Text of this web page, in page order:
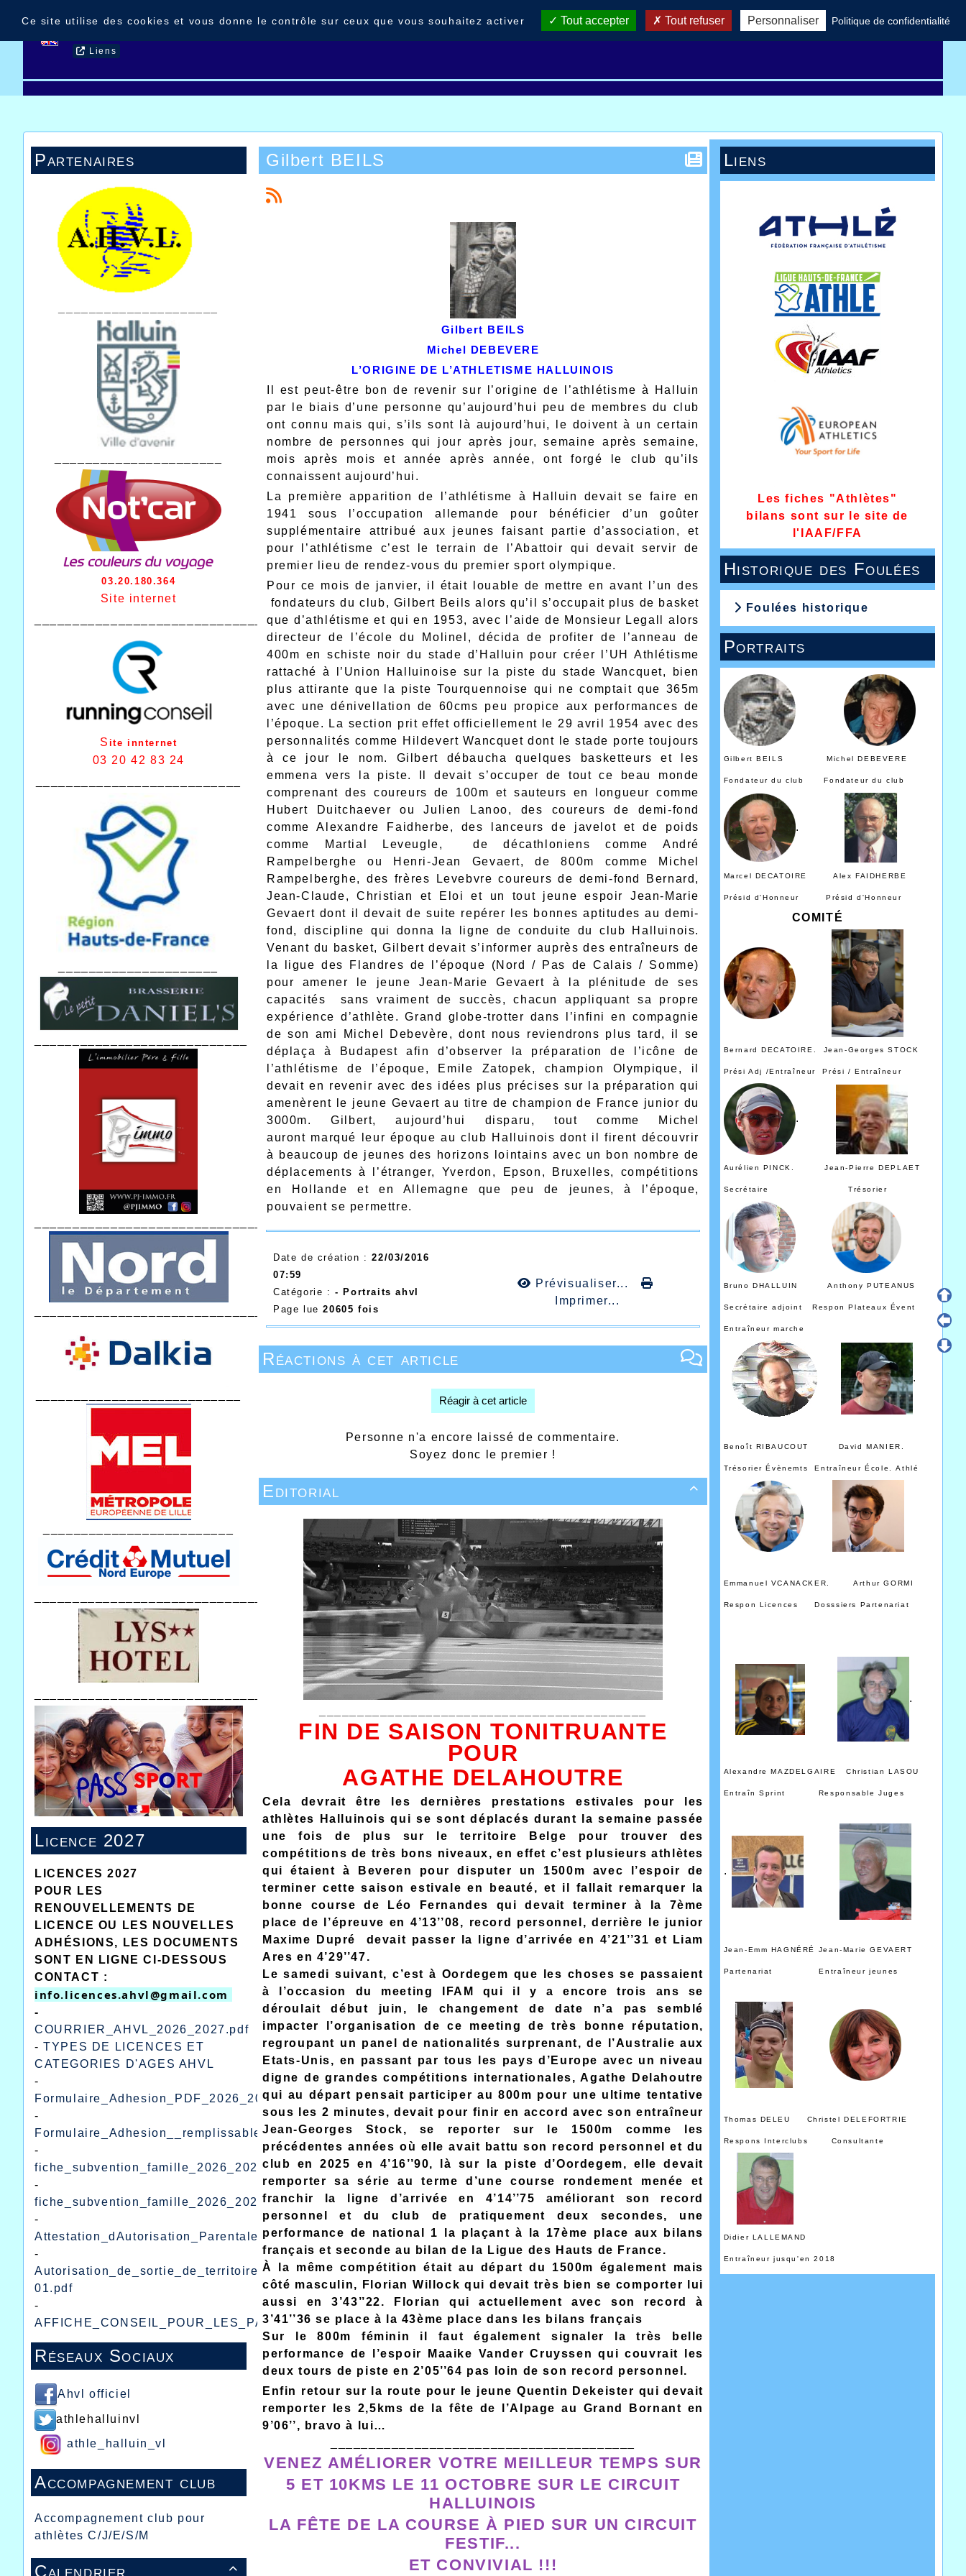
Portraits du club Meeting 2025 Télécharger
Liens
Partenaires
03.20.180.364
Site internet
________________________________
S ite innternet
03 20 42 83 24
_________________________________
Licence 2027
LICENCES 2027
POUR LES
RENOUVELLEMENTS DE
LICENCE OU LES NOUVELLES
ADHÉSIONS, LES DOCUMENTS
SONT EN LIGNE CI-DESSOUS
CONTACT :
info.licences.ahvl@gmail.com
-
COURRIER_AHVL_2026_2027.pdf
-TYPES DE LICENCES ET
CATEGORIES D'AGES AHVL
-
Formulaire_Adhesion_PDF_2026_2027.pdf
-
Formulaire_Adhesion__remplissable_excel_2026_2027.xls
-
fiche_subvention_famille_2026_2027.pdf
-
fiche_subvention_famille_2026_2027_remplissable_word.docx
-
Attestation_dAutorisation_Parentale.pdf
-
Autorisation_de_sortie_de_territoire_pour_mineur_cerfa_15646-
01.pdf
-
AFFICHE_CONSEIL_POUR_LES_PARENTS.pdf
Réseaux Sociaux
Ahvl officiel
athlehalluinvl
athle_halluin_vl
Accompagnement club
Accompagnement club pour
athlètes C/J/E/S/M

Calendrier
Gilbert BEILS
Gilbert BEILS
Michel DEBEVERE
L’ORIGINE DE L’ATHLETISME HALLUINOIS
Il est peut-être bon de revenir sur l’origine de l’athlétisme à Halluin
par le biais d’une personne qu’aujourd’hui peu de membres du club
ont connu mais qui, s’ils sont là aujourd’hui, le doivent à un certain
nombre de personnes qui jour après jour, semaine après semaine,
mois après mois et année après année, ont forgé le club qu’ils
connaissent aujourd’hui.
La première apparition de l’athlétisme à Halluin devait se faire en
1941 sous l’occupation allemande pour bénéficier d’un goûter
supplémentaire attribué aux jeunes faisant partie d’association, et
pour l’athlétisme c’est le terrain de l’Abattoir qui devait servir de
premier lieu de rendez-vous du premier sport olympique.
Pour ce mois de janvier, il était louable de mettre en avant l’un des
fondateurs du club, Gilbert Beils alors qu’il s’occupait plus de basket
que d’athlétisme et qui en 1953, avec l’aide de Monsieur Legall alors
directeur de l’école du Molinel, décida de profiter de l’anneau de
400m en schiste noir du stade d’Halluin pour créer l’UH Athlétisme
rattaché à l’Union Halluinoise sur la piste du stade Wancquet, bien
plus attirante que la piste Tourquennoise qui ne comptait que 365m
avec une dénivellation de 60cms peu propice aux performances de
l’époque. La section prit effet officiellement le 29 avril 1954 avec des
personnalités comme Hildevert Wancquet dont le stade porte toujours
à ce jour le nom. Gilbert débaucha quelques basketteurs et les
emmena vers la piste. Il devait s’occuper de tout ce beau monde
comprenant des coureurs de 100m et sauteurs en longueur comme
Hubert Duitchaever ou Julien Lanoo, des coureurs de demi-fond
comme Alexandre Faidherbe, des lanceurs de javelot et de poids
comme Martial Leveugle, de décathloniens comme André
Rampelberghe ou Henri-Jean Gevaert, de 800m comme Michel
Rampelberghe, des frères Levebvre coureurs de demi-fond Bernard,
Jean-Claude, Christian et Eloi et un tout jeune espoir Jean-Marie
Gevaert dont il devait de suite repérer les bonnes aptitudes au demi-
fond, discipline qui donna la ligne de conduite du club Halluinois.
Venant du basket, Gilbert devait s’informer auprès des entraîneurs de
la ligue des Flandres de l’époque (Nord / Pas de Calais / Somme)
pour amener le jeune Jean-Marie Gevaert à la plénitude de ses
capacités sans vraiment de succès, chacun appliquant sa propre
expérience d’athlète. Grand globe-trotter dans l’infini en compagnie
de son ami Michel Debevère, dont nous reviendrons plus tard, il se
déplaça à Budapest afin d’observer la préparation de l’icône de
l’athlétisme de l’époque, Emile Zatopek, champion Olympique, il
devait en revenir avec des idées plus précises sur la préparation qui
amenèrent le jeune Gevaert au titre de champion de France junior du
3000m. Gilbert, aujourd’hui disparu, tout comme Michel
auront marqué leur époque au club Halluinois dont il firent découvrir
à beaucoup de jeunes des horizons lointains avec un bon nombre de
déplacements à l’étranger, Yverdon, Epson, Bruxelles, compétitions
en Hollande et en Allemagne que peu de jeunes, à l’époque,
pouvaient se permettre.
Date de création :22/03/2016
07:59
Catégorie :- Portraits ahvl
Page lue20605 fois
Prévisualiser...
Imprimer...
Réactions à cet article
Réagir à cet article
Personne n'a encore laissé de commentaire.
Soyez donc le premier !

Editorial
FIN DE SAISON TONITRUANTE
POUR
AGATHE DELAHOUTRE
Cela devrait être les dernières prestations estivales pour les
athlètes Halluinois qui se sont déplacés durant la semaine passée
une fois de plus sur le territoire Belge pour trouver des
compétitions de très bons niveaux, en effet c’est plusieurs athlètes
qui étaient à Beveren pour disputer un 1500m avec l’espoir de
terminer cette saison estivale en beauté, et il fallait remarquer la
bonne course de Léo Fernandes qui devait terminer à la 7ème
place de l’épreuve en 4’13’’08, record personnel, derrière le junior
Maxime Dupré devait passer la ligne d’arrivée en 4’21’’31 et Liam
Ares en 4’29’’47.
Le samedi suivant, c’est à Oordegem que les choses se passaient
à l’occasion du meeting IFAM qui il y a encore trois ans se
déroulait début juin, le changement de date n’a pas semblé
impacter l’organisation de ce meeting de très bonne réputation,
regroupant un panel de nationalités surprenant, de l’Australie aux
Etats-Unis, en passant par tous les pays d’Europe avec un niveau
digne de grandes compétitions internationales, Agathe Delahoutre
qui au départ pensait participer au 800m pour une ultime tentative
sous les 2 minutes, devait pour finir en accord avec son entraîneur
Jean-Georges Stock, se reporter sur le 1500m comme les
précédentes années où elle avait battu son record personnel et du
club en 2025 en 4’16’’90, là sur la piste d’Oordegem, elle devait
remporter sa série au terme d’une course rondement menée et
franchir la ligne d’arrivée en 4’14’’75 améliorant son record
personnel et du club de pratiquement deux secondes, une
performance de national 1 la plaçant à la 17ème place aux bilans
français et seconde au bilan de la Ligue des Hauts de France.
À la même compétition était au départ du 1500m également mais
côté masculin, Florian Willock qui devait très bien se comporter lui
aussi en 3’43’’22. Florian qui actuellement avec son record à
3’41’’36 se place à la 43ème place dans les bilans français
Sur le 800m féminin il faut également signaler la très belle
performance de l’espoir Maaike Vander Cruyssen qui couvrait les
deux tours de piste en 2’05’’64 pas loin de son record personnel.
Enfin retour sur la route pour le jeune Quentin Dekeister qui devait
remporter les 2,5kms de la fête de l’Alpage au Grand Bornant en
9’06’’, bravo à lui…
VENEZ AMÉLIORER VOTRE MEILLEUR TEMPS SUR
5 ET 10KMS LE 11 OCTOBRE SUR LE CIRCUIT
HALLUINOIS
LA FÊTE DE LA COURSE À PIED SUR UN CIRCUIT
FESTIF...
ET CONVIVIAL !!!
Liens
Les fiches "Athlètes"
bilans sont sur le site de
l'IAAF/FFA
Historique des Foulées
Foulées historique
Portraits
Gilbert BEILS Michel DEBEVERE
Fondateur du club Fondateur du club
.
Marcel DECATOIRE Alex FAIDHERBE
Présid d'Honneur Présid d'Honneur
COMITÉ
Bernard DECATOIRE. Jean-Georges STOCK
Prési Adj /Entraîneur Prési / Entraîneur
.
Aurélien PINCK. Jean-Pierre DEPLAET
Secrétaire Trésorier
Bruno DHALLUIN Anthony PUTEANUS
Secrétaire adjoint Respon Plateaux Évent
Entraîneur marche
.
Benoît RIBAUCOUT David MANIER.
Trésorier Évènemts Entraîneur École.Athlé
Emmanuel VCANACKER. Arthur GORMI
Respon Licences Dosssiers Partenariat
.
Alexandre MAZDELGAIRE Christian LASOU
Entraîn Sprint Responsable Juges
.
Jean-Emm HAGNÉRÉ Jean-Marie GEVAERT
Partenariat Entraîneur jeunes
Thomas DELEU Christel DELEFORTRIE
Respons Interclubs Consultante
Didier LALLEMAND
Entraîneur jusqu'en 2018
Ce site utilise des cookies et vous donne le contrôle sur ceux que vous souhaitez activer Tout accepter Tout refuser Personnaliser Politique de confidentialité